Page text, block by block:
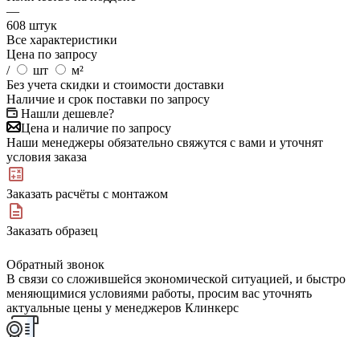
—
608 штук
Все характеристики
Цена по запросу
/
шт
м²
Без учета скидки и стоимости доставки
Наличие и срок поставки по запросу
Нашли дешевле?
Цена и наличие по запросу
Наши менеджеры обязательно свяжутся с вами и уточнят
условия заказа
Заказать расчёты с монтажом
Заказать образец
Обратный звонок
В связи со сложившейся экономической ситуацией, и быстро
меняющимися условиями работы, просим вас уточнять
актуальные цены у менеджеров Клинкерс